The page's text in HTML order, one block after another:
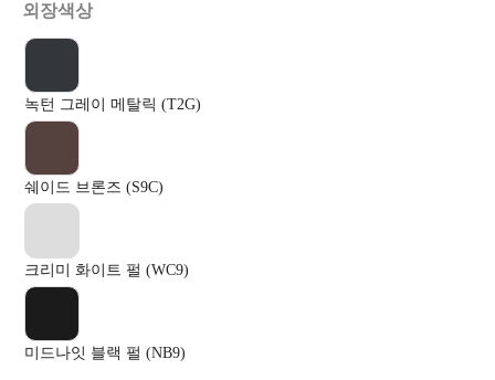
외장색상
녹턴 그레이 메탈릭 (T2G)
쉐이드 브론즈 (S9C)
크리미 화이트 펄 (WC9)
미드나잇 블랙 펄 (NB9)